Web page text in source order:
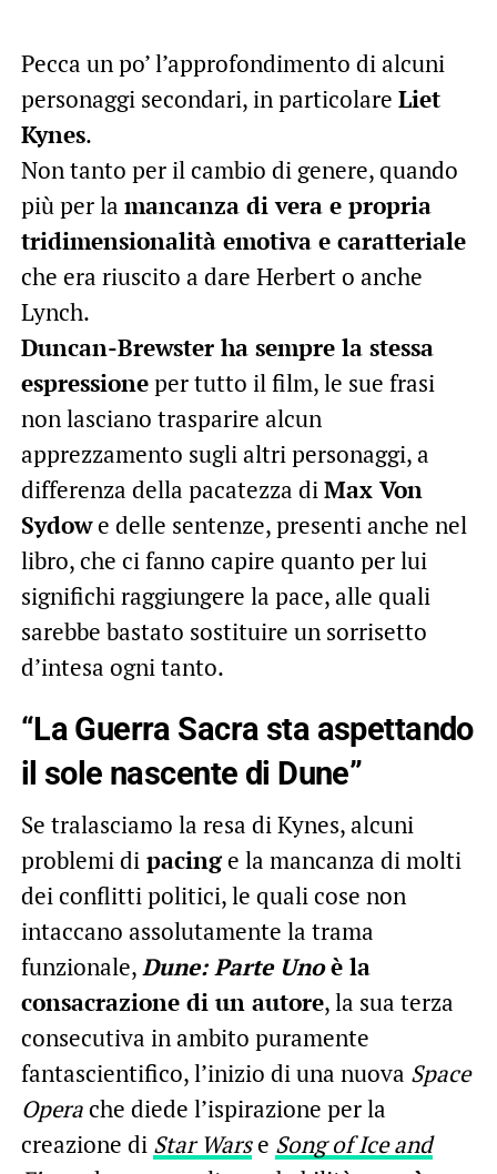
Pecca un po’ l’approfondimento di alcuni
personaggi secondari, in particolare Liet
Kynes.
Non tanto per il cambio di genere, quando
più per la mancanza di vera e propria
tridimensionalità emotiva e caratteriale
che era riuscito a dare Herbert o anche
Lynch.
Duncan-Brewster ha sempre la stessa
espressioneper tutto il film, le sue frasi
non lasciano trasparire alcun
apprezzamento sugli altri personaggi, a
differenza della pacatezza diMax Von
Sydowe delle sentenze, presenti anche nel
libro, che ci fanno capire quanto per lui
significhi raggiungere la pace, alle quali
sarebbe bastato sostituire un sorrisetto
d’intesa ogni tanto.
“La Guerra Sacra sta aspettando
il sole nascente di Dune”
Se tralasciamo la resa di Kynes, alcuni
problemi dipacinge la mancanza di molti
dei conflitti politici, le quali cose non
intaccano assolutamente la trama
funzionale,Dune: Parte Unoè la
consacrazione di un autore, la sua terza
consecutiva in ambito puramente
fantascientifico, l’inizio di una nuova Space
Operache diede l’ispirazione per la
creazione di Star Warse Song of Ice and